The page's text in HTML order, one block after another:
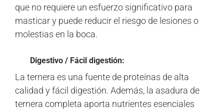
que no requiere un esfuerzo significativo para
masticar y puede reducir el riesgo de lesiones o
molestias en la boca.
Digestivo / Fácil digestión:
La ternera es una fuente de proteínas de alta
calidad y fácil digestión. Además, la asadura de
ternera completa aporta nutrientes esenciales